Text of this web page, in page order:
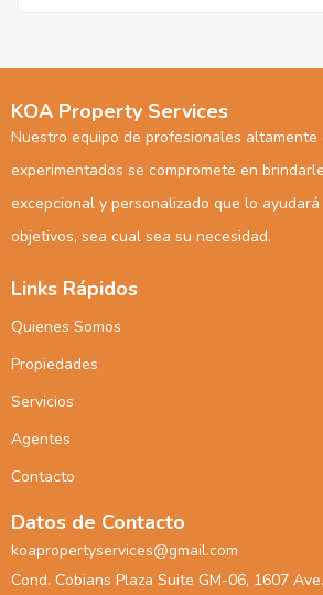
KOA Property Services
Nuestro equipo de profesionales altamente
experimentados se compromete en
excepcional y personalizado que lo
objetivos, sea cual sea su necesidad.
Links Rápidos
Quienes Somos
Propiedades
Servicios
Agentes
Contacto
Datos de Contacto
koapropertyservices@gmail.com
Cond. Cobians Plaza Suite GM-06, 1607